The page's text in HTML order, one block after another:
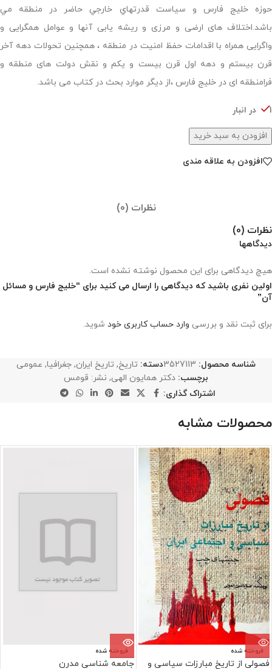
حوزه خليج فارس و سياست قدرتهاي خارجي حاضر در منطقه مي
باشد.اختلاف های ارضی و مرزی و ریشه یابی آنها و عوامل همگرایی و
واگرایی همراه با اقدامات حفظ امنیت در منطقه ، همچنین تحولات دهه آخر
قرن بیستم و دهه اول قرن بیست و یکم و نقش دولت های منطقه و
فرامنطقه ای در خلیج فارس ،از دیگر موارد بحث در کتاب می باشد.
1 در انبار
افزودن به سبد خرید
افزودن به علاقه مندی
نظرات (0)
نظرات (0)
دیدگاهها
هیچ دیدگاهی برای این محصول نوشته نشده است.
اولین نفری باشید که دیدگاهی را ارسال می کنید برای “خلیج فارس و مسائل
آن”
برای ثبت نقد و بررسی وارد حساب کاربری خود شوید.
شناسه محصول: 3527113دسته: تاریخ, تاریخ ایران, جغرافیا, عمومی
برچسب: دکتر همایون الهی, نشر: قومس
اشتراک گذاری:
محصولات مشابه
فروخته شده
فصولی از تاریخ مبارزات سیاسی و
فروخته شده
جامعه شناسی مدرن